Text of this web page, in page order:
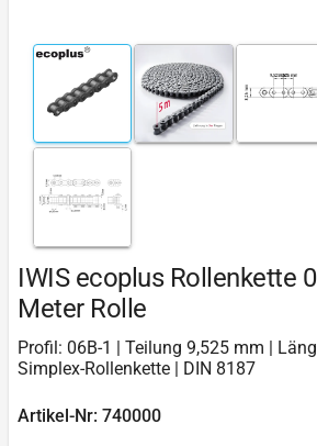
IWIS ecoplus Rollenkette
Meter Rolle
Profil: 06B-1 | Teilung 9,525 mm |
Simplex-Rollenkette | DIN 8187
Artikel-Nr: 740000